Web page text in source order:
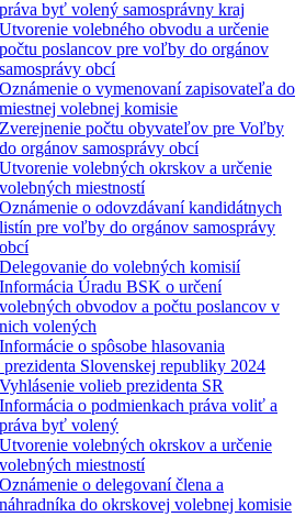
práva byť volený samosprávny kraj
Utvorenie volebného obvodu a určenie
počtu poslancov pre voľby do orgánov
samosprávy obcí
Oznámenie o vymenovaní zapisovateľa do
miestnej volebnej komisie
Zverejnenie počtu obyvateľov pre Voľby
do orgánov samosprávy obcí
Utvorenie volebných okrskov a určenie
volebných miestností
Oznámenie o odovzdávaní kandidátnych
listín pre voľby do orgánov samosprávy
obcí
Delegovanie do volebných komisií
Informácia Úradu BSK o určení
volebných obvodov a počtu poslancov v
nich volených
Informácie o spôsobe hlasovania
Slovenskej republiky 2024
Vyhlásenie volieb prezidenta SR
Informácia o podmienkach práva voliť a
práva byť volený
Utvorenie volebných okrskov a určenie
volebných miestností
Oznámenie o delegovaní člena a
náhradníka do okrskovej volebnej komisie